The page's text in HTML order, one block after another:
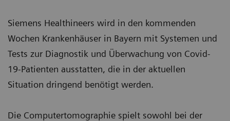
Siemens Healthineers wird in den kommenden
Wochen Krankenhäuser in Bayern mit Systemen und
Tests zur Diagnostik und Überwachung von Covid-
19-Patienten ausstatten, die in der aktuellen
Situation dringend benötigt werden.
Die Computertomographie spielt sowohl bei der